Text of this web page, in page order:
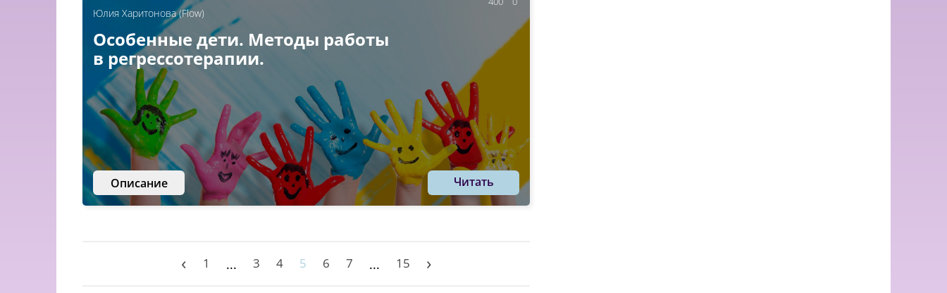
Юлия Харитонова (Flow)
Особенные дети. Методы работы
в регрессотерапии.
Описание Читать
‹ 1 ... 3 4 5 6 7 ... 15 ›